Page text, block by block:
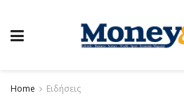
Home Ειδήσεις